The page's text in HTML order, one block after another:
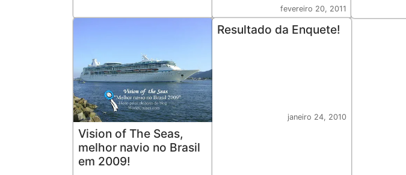
fevereiro 20, 2011
Vision of The Seas,
melhor navio no Brasil
em 2009!
Resultado da Enquete!
janeiro 24, 2010